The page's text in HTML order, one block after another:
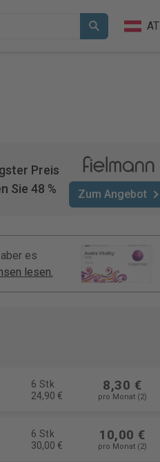
AT
Preis
Sie 48 %
Zum Angebot
es
lesen.
6 Stk
24,90 €
8,30 €
pro Monat (2)
6 Stk
30,00 €
10,00 €
pro Monat (2)